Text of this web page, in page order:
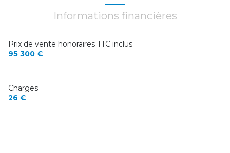
Informations financières
Prix de vente honoraires TTC inclus
95 300 €
Charges
26 €